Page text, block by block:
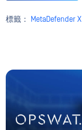
標籤： MetaDefender X